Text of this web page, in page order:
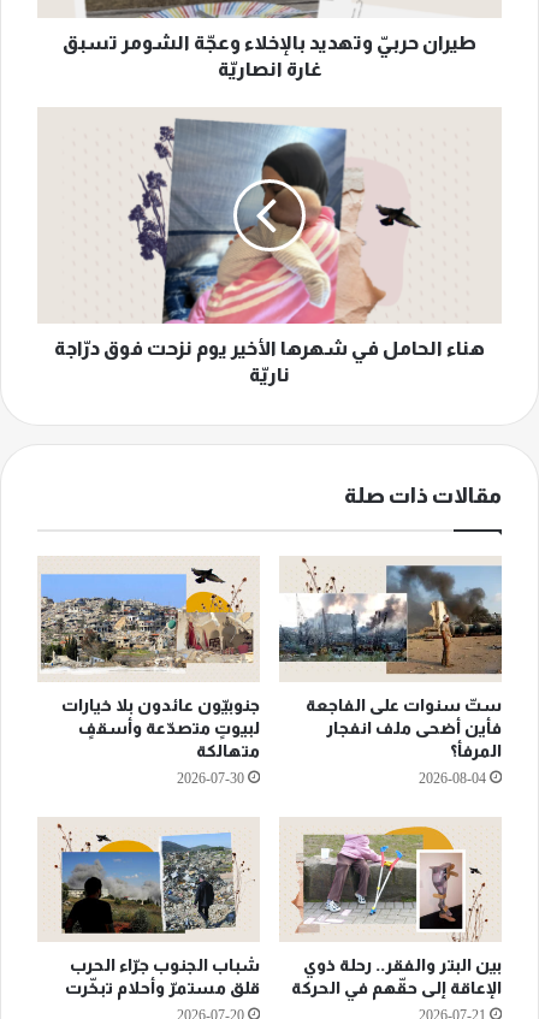
انصاريّة
طيران حربيّ وتهديد بالإخلاء وعجّة الشومر تسبق
غارة انصاريّة
درّاجة
ناريّة
هناء الحامل في شهرها الأخير يوم نزحت فوق درّاجة
ناريّة
مقالات ذات صلة
ستّ سنوات على الفاجعة
فأين أضحى ملف انفجار
المرفأ؟
2026-08-04
جنوبيّون عائدون بلا خيارات
لبيوتٍ متصدّعة وأسقفٍ
متهالكة
2026-07-30
بين البتر والفقر.. رحلة ذوي
الإعاقة إلى حقّهم في الحركة
شباب الجنوب جرّاء الحرب
قلق مستمرّ وأحلام تبخّرت